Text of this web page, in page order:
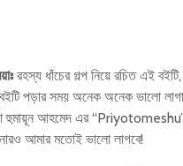
রহস্য ধাঁচের গল্প নিয়ে রচিত এই
পড়ার সময় অনেক অনেক ভালো
হুমায়ূন আহমেদ এর
আমার মতোই ভালো লাগবে!